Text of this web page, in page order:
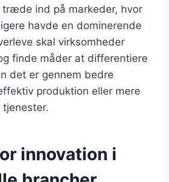
ind på markeder, hvor
havde en dominerende
skal virksomheder
finde måder at differentiere
det er gennem bedre
produktion eller mere
innovation i